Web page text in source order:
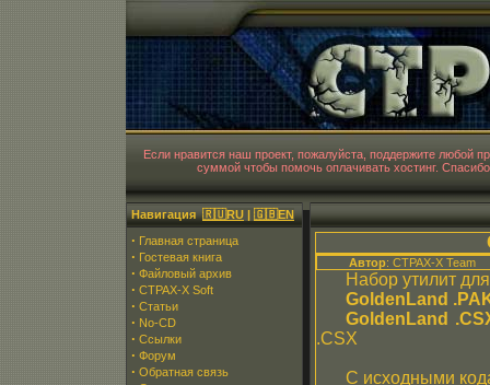
Если нравится наш проект, пожалуйста, поддержите любой
суммой чтобы помочь оплачивать хостинг.
Навигация🇷🇺RU | 🇬🇧EN
· Главная страница
· Гостевая книга
· Файловый архив
· CTPAX-X Soft
· Статьи
· No-CD
· Ссылки
· Форум
· Обратная связь
Автор: CTPAX-X Team
Набор утилит
GoldenLand
GoldenLand
.CSX
С исходными